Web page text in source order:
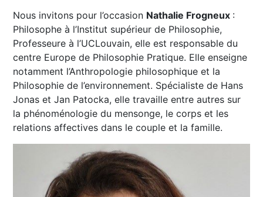
Nous invitons pour l’occasion Nathalie Frogneux :
Philosophe à l’Institut supérieur de Philosophie,
Professeure à l’UCLouvain, elle est responsable du
centre Europe de Philosophie Pratique. Elle enseigne
notamment l’Anthropologie philosophique et la
Philosophie de l’environnement. Spécialiste de Hans
Jonas et Jan Patocka, elle travaille entre autres sur
la phénoménologie du mensonge, le corps et les
relations affectives dans le couple et la famille.